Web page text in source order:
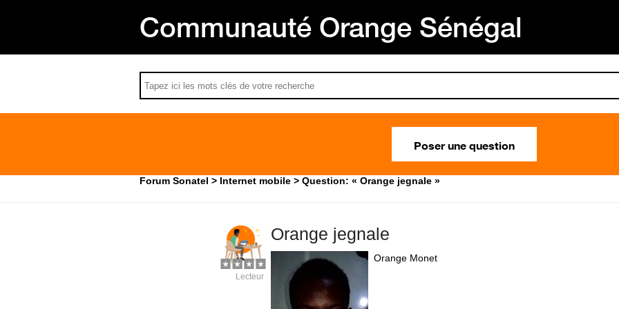
Communauté Orange Sénégal
Poser une question
Forum Sonatel Internet mobile Question: « Orange jegnale »
Orange jegnale
Orange Monet
Lecteur